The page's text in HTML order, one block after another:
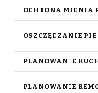
OCHRONA MIENIA
OSZCZĘDZANIE
PLANOWANIE
PLANOWANIE